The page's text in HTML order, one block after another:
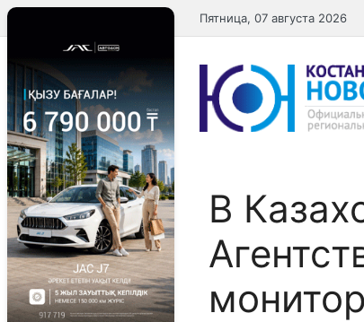
Перейти
к
содержимому
Пятница, 07 августа 2026
В